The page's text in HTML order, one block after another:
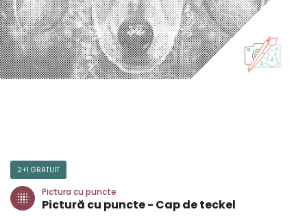
2+1 GRATUIT
Pictura cu puncte
Pictură cu puncte - Cap de teckel